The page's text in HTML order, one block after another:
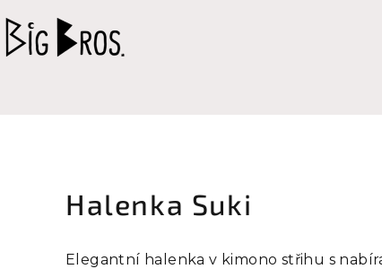
Halenka Suki
Elegantní halenka v kimono střihu s